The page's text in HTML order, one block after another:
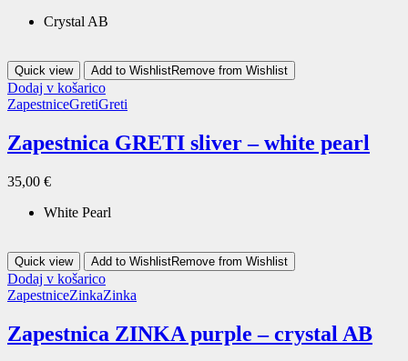
Crystal AB
Quick view Add to WishlistRemove from Wishlist
Dodaj v košarico
ZapestniceGretiGreti
Zapestnica GRETI sliver – white pearl
35,00 €
White Pearl
Quick view Add to WishlistRemove from Wishlist
Dodaj v košarico
ZapestniceZinkaZinka
Zapestnica ZINKA purple – crystal AB